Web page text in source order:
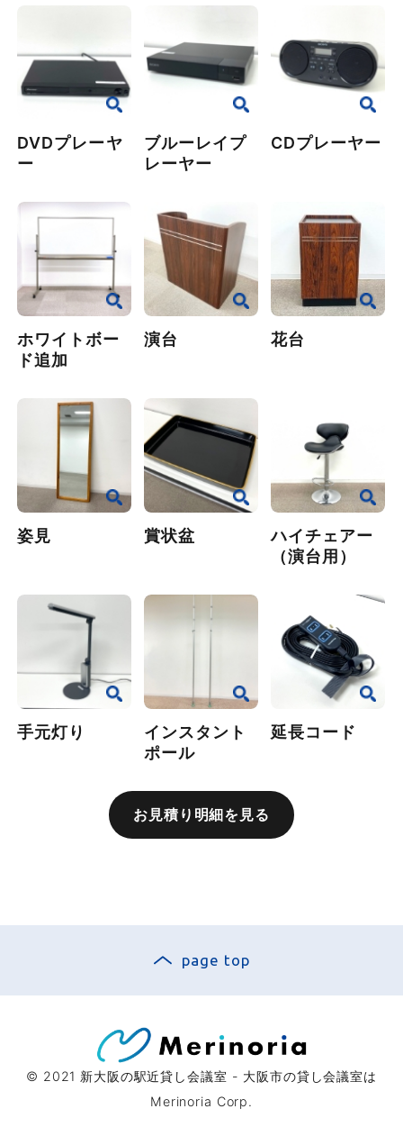
DVDプレーヤ
ー
ブルーレイプ
レーヤー
CDプレーヤー
ホワイトボー
ド追加
演台 花台
姿見 賞状盆
ハイチェアー
（演台用）
手元灯り
インスタント
ポール
延長コード
お見積り明細を見る
page top
© 2021 新大阪の駅近貸し会議室 - 大阪市の貸し会議室は
Merinoria Corp.